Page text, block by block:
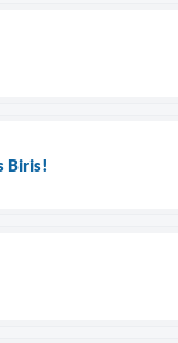
Biris!